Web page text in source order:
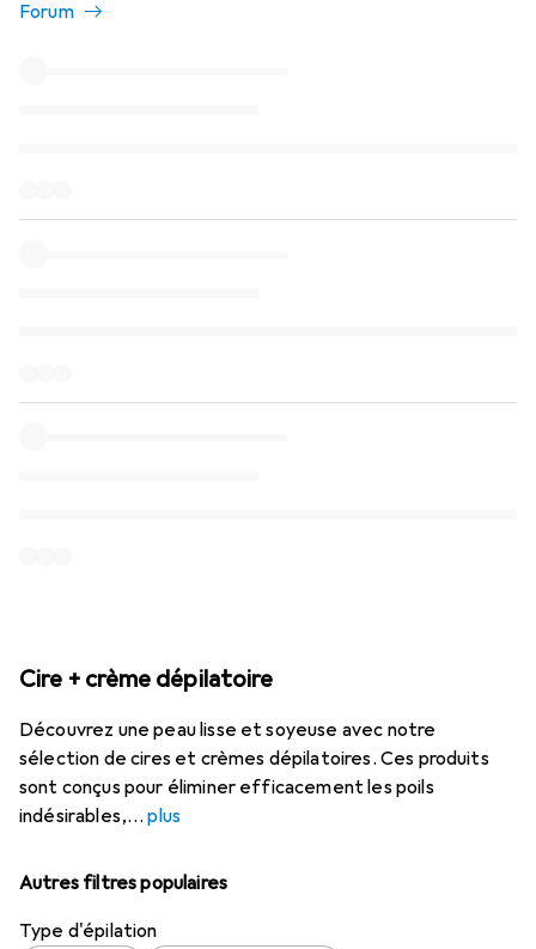
Forum
Cire + crème dépilatoire
Découvrez une peau lisse et soyeuse avec notre
sélection de cires et crèmes dépilatoires. Ces produits
sont conçus pour éliminer efficacement les poils
indésirables,
plus
Autres filtres populaires
Type d'épilation